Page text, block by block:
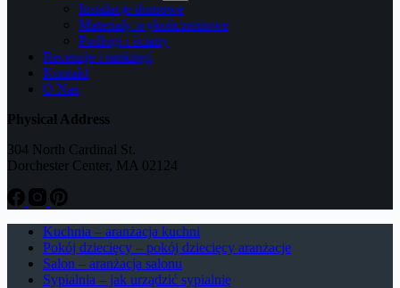
Instalacje domowe
Materiały wykończeniowe
Podłogi i ściany
Recenzje i rankingi
Kontakt
O Nas
Physical Address
304 North Cardinal St.
Dorchester Center, MA 02124
Kuchnia – aranżacja kuchni
Pokój dziecięcy – pokój dziecięcy aranżacje
Salon – aranżacja salonu
Sypialnia – jak urządzić sypialnię